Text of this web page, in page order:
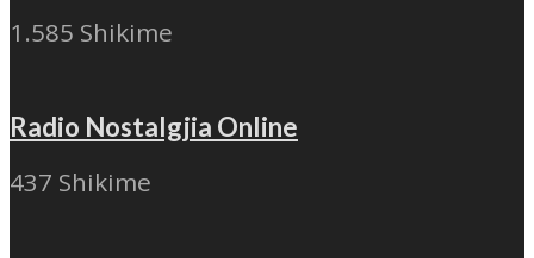
1.585 Shikime
Radio Nostalgjia Online
437 Shikime